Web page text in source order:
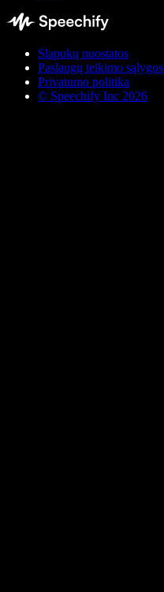
Slapukų nuostatos
Paslaugų teikimo sąlygos
Privatumo politika
© Speechify Inc 2026